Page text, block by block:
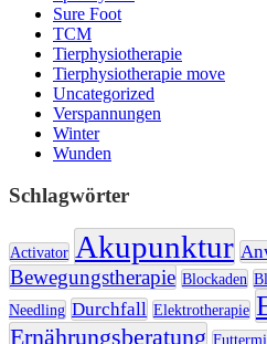
Sure Foot
TCM
Tierphysiotherapie
Tierphysiotherapie move
Uncategorized
Verspannungen
Winter
Wunden
Schlagwörter
Activator Akupunktur
Bewegungstherapie Blockaden
Needling Durchfall Elektrotherapie
Ernährungsberatung